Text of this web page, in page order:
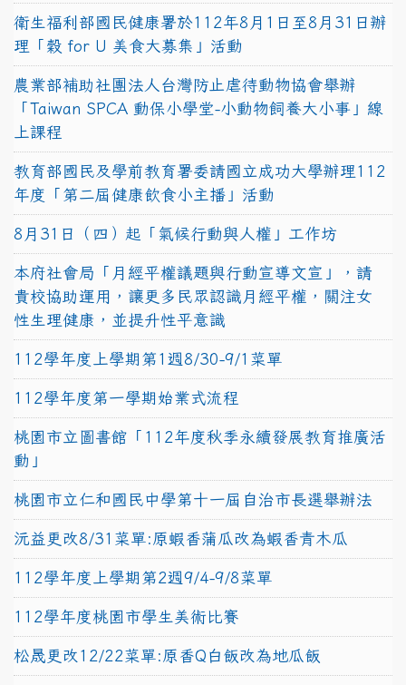
衛生福利部國民健康署於112年8月1日至8月31日辦
理「穀 for U 美食大募集」活動
農業部補助社團法人台灣防止虐待動物協會舉辦
「Taiwan SPCA 動保小學堂-小動物飼養大小事」線
上課程
教育部國民及學前教育署委請國立成功大學辦理112
年度「第二屆健康飲食小主播」活動
8月31日（四）起「氣候行動與人權」工作坊
本府社會局「月經平權議題與行動宣導文宣」，請
貴校協助運用，讓更多民眾認識月經平權，關注女
性生理健康，並提升性平意識
112學年度上學期第1週8/30-9/1菜單
112學年度第一學期始業式流程
桃園市立圖書館「112年度秋季永續發展教育推廣活
動」
桃園市立仁和國民中學第十一屆自治市長選舉辦法
沅益更改8/31菜單:原蝦香蒲瓜改為蝦香青木瓜
112學年度上學期第2週9/4-9/8菜單
112學年度桃園市學生美術比賽
松晟更改12/22菜單:原香Q白飯改為地瓜飯